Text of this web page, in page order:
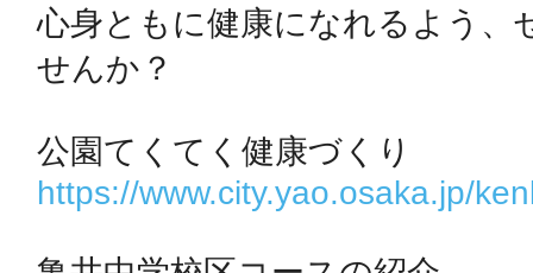
心身ともに健康になれるよう、
せんか？
https://www.city.yao.osaka.jp/
生駒
秋葉原